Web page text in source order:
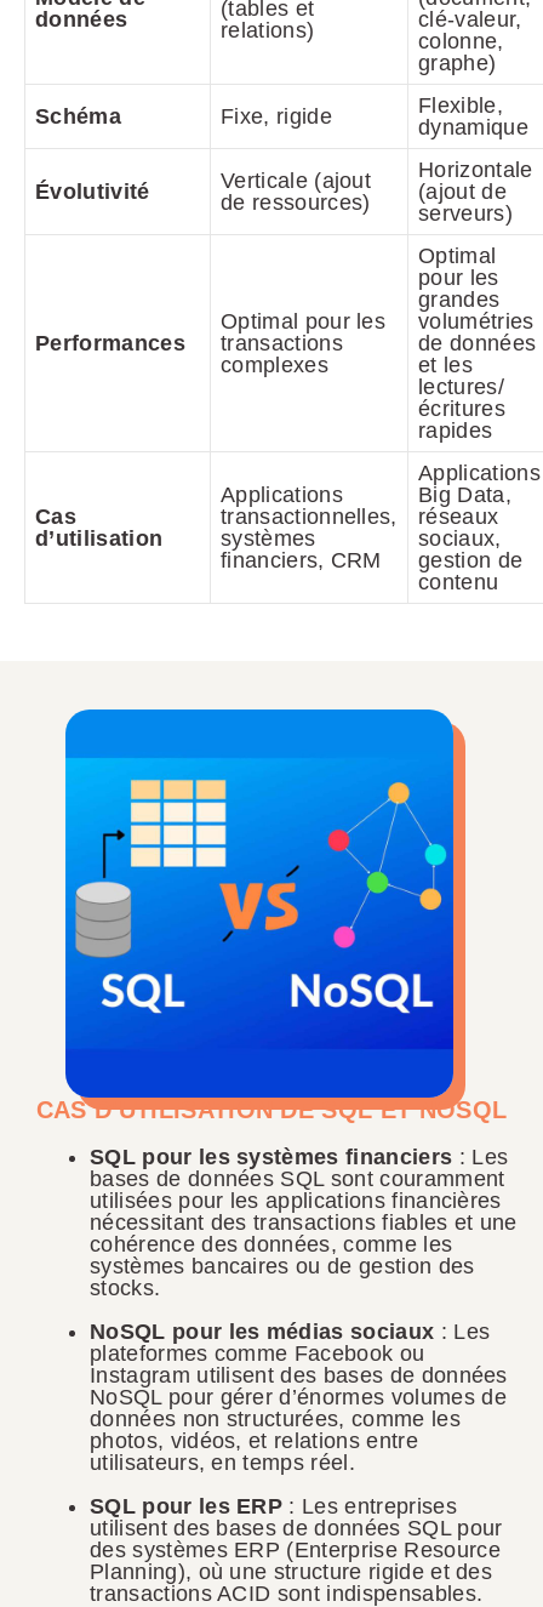
données
(tables et
relations)
clé-valeur,
colonne,
graphe)
Schéma Fixe, rigide
Flexible,
dynamique
Évolutivité
Verticale (ajout
de ressources)
Horizontale
(ajout de
serveurs)
Performances
Optimal pour les
transactions
complexes
Optimal
pour les
grandes
volumétries
de données
et les
lectures/
écritures
rapides
Cas
d’utilisation
Applications
transactionnelles,
systèmes
financiers, CRM
Applications
Big Data,
réseaux
sociaux,
gestion de
contenu
CAS D'UTILISATION DE SQL ET NOSQL
SQL pour les systèmes financiers : Les
bases de données SQL sont couramment
utilisées pour les applications financières
nécessitant des transactions fiables et une
cohérence des données, comme les
systèmes bancaires ou de gestion des
stocks.
NoSQL pour les médias sociaux : Les
plateformes comme Facebook ou
Instagram utilisent des bases de données
NoSQL pour gérer d’énormes volumes de
données non structurées, comme les
photos, vidéos, et relations entre
utilisateurs, en temps réel.
SQL pour les ERP : Les entreprises
utilisent des bases de données SQL pour
des systèmes ERP (Enterprise Resource
Planning), où une structure rigide et des
transactions ACID sont indispensables.